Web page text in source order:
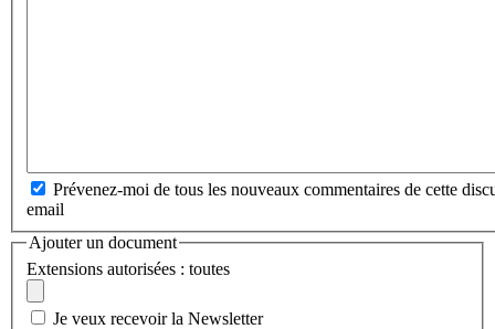
Prévenez-moi de tous les nouveaux commentaires de cette
email
Ajouter un document
Extensions autorisées : toutes
Je veux recevoir la Newsletter